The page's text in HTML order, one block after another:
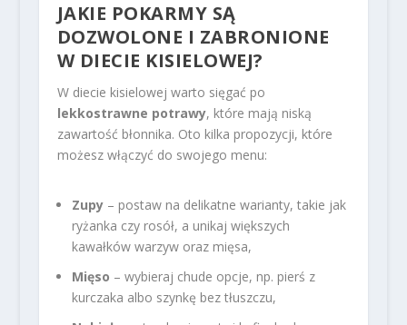
JAKIE POKARMY SĄ
DOZWOLONE I ZABRONIONE
W DIECIE KISIELOWEJ?
W diecie kisielowej warto sięgać po
lekkostrawne potrawy, które mają niską
zawartość błonnika. Oto kilka propozycji, które
możesz włączyć do swojego menu:
Zupy– postaw na delikatne warianty, takie jak
ryżanka czy rosół, a unikaj większych
kawałków warzyw oraz mięsa,
Mięso – wybieraj chude opcje, np. pierś z
kurczaka albo szynkę bez tłuszczu,